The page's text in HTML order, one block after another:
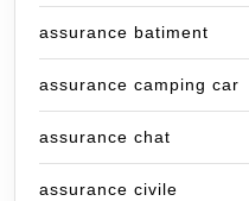
assurance batiment
assurance camping car
assurance chat
assurance civile